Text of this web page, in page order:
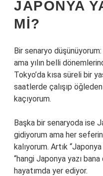
JAPONYA
MI?
Bir senaryo düşünüyorum:
ama yılın belli
Tokyo’da kısa süreli bir
saatlerde çalışıp
kaçıyorum.
Başka bir senaryoda ise
gidiyorum ama her
kalıyorum. Artık
“hangi Japonya yazı
hayatımda yer ediyor.